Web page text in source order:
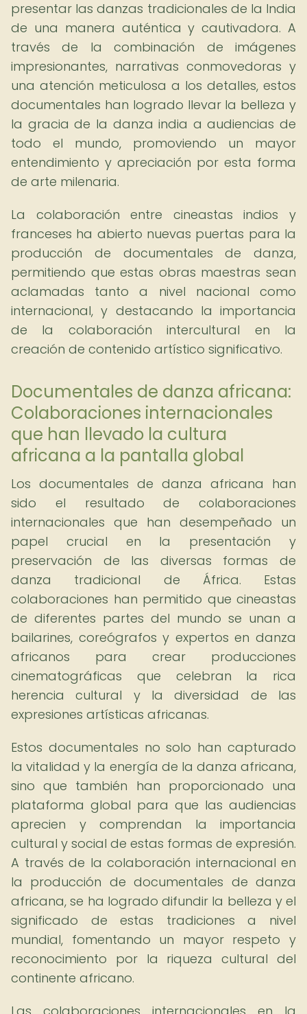
presentar las danzas tradicionales de la India
de una manera auténtica y cautivadora. A
través de la combinación de imágenes
impresionantes, narrativas conmovedoras y
una atención meticulosa a los detalles, estos
documentales han logrado llevar la belleza y
la gracia de la danza india a audiencias de
todo el mundo, promoviendo un mayor
entendimiento y apreciación por esta forma
de arte milenaria.
La colaboración entre cineastas indios y
franceses ha abierto nuevas puertas para la
producción de documentales de danza,
permitiendo que estas obras maestras sean
aclamadas tanto a nivel nacional como
internacional, y destacando la importancia
de la colaboración intercultural en la
creación de contenido artístico significativo.
Documentales de danza africana:
Colaboraciones internacionales
que han llevado la cultura
africana a la pantalla global
Los documentales de danza africana han
sido el resultado de colaboraciones
internacionales que han desempeñado un
papel crucial en la presentación y
preservación de las diversas formas de
danza tradicional de África. Estas
colaboraciones han permitido que cineastas
de diferentes partes del mundo se unan a
bailarines, coreógrafos y expertos en danza
africanos para crear producciones
cinematográficas que celebran la rica
herencia cultural y la diversidad de las
expresiones artísticas africanas.
Estos documentales no solo han capturado
la vitalidad y la energía de la danza africana,
sino que también han proporcionado una
plataforma global para que las audiencias
aprecien y comprendan la importancia
cultural y social de estas formas de expresión.
A través de la colaboración internacional en
la producción de documentales de danza
africana, se ha logrado difundir la belleza y el
significado de estas tradiciones a nivel
mundial, fomentando un mayor respeto y
reconocimiento por la riqueza cultural del
continente africano.